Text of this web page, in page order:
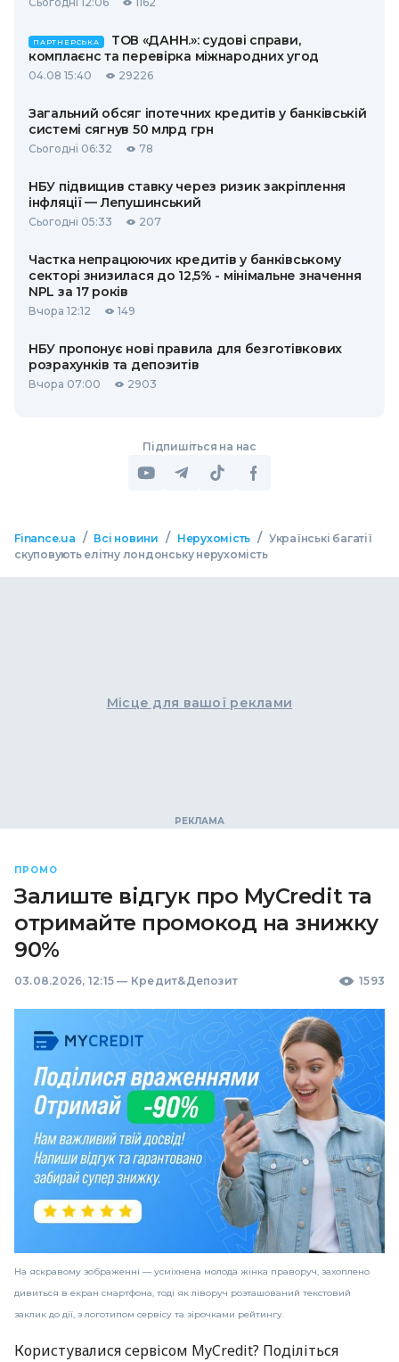
ПАРТНЕРСЬКА
ТОВ «ДАНН.»: судові справи,
комплаєнс та перевірка міжнародних угод
04.08 15:40 29226
Загальний обсяг іпотечних кредитів у банківській
системі сягнув 50 млрд грн
Сьогодні 06:32 78
НБУ підвищив ставку через ризик закріплення
інфляції — Лепушинський
Сьогодні 05:33 207
Частка непрацюючих кредитів у банківському
секторі знизилася до 12,5% - мінімальне значення
NPL за 17 років
Вчора 12:12 149
НБУ пропонує нові правила для безготівкових
розрахунків та депозитів
Вчора 07:00 2903
Підпишіться на нас
Finance.ua / Всі новини / Нерухомість / Українські багатії
скуповують елітну лондонську нерухомість
Місце для вашої реклами
ПРОМО
Залиште відгук про MyCredit та
отримайте промокод на знижку
90%
03.08.2026, 12:15 — Кредит&Депозит 1593
На яскравому зображенні — усміхнена молода жінка праворуч, захоплено
дивиться в екран смартфона, тоді як ліворуч розташований текстовий
заклик до дії, з логотипом сервісу та зірочками рейтингу.
Користувалися сервісом MyCredit? Поділіться